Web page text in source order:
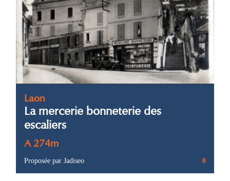
Laon
La mercerie bonneterie des
escaliers
A 274m
Proposée par Jadiseo 0